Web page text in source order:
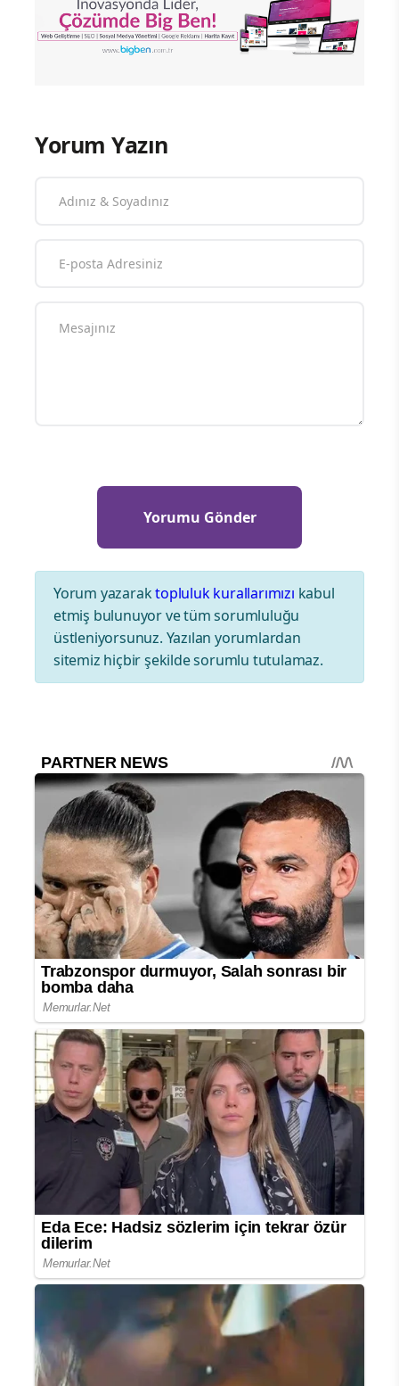
Yorum Yazın
Yorum yazaraktopluluk kurallarımızı kabul
etmiş bulunuyor ve tüm sorumluluğu
üstleniyorsunuz. Yazılan yorumlardan
sitemiz hiçbir şekilde sorumlu tutulamaz.